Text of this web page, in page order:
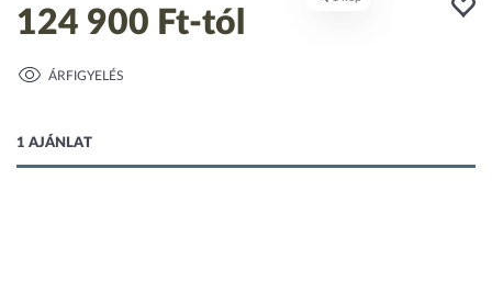
124 900 Ft-tól
ÁRFIGYELÉS
1 AJÁNLAT